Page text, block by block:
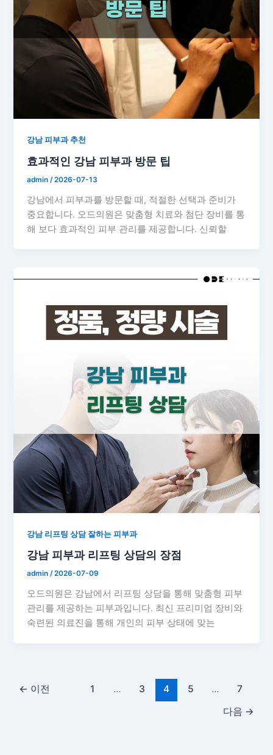
강남 피부과 추천
효과적인 강남 피부과 방문 팁
admin /2026-07-13
강남에서 피부과를 방문할 때, 적절한 선택과 준비가
중요합니다. 오드의원은 맞춤형 치료와 첨단 장비를 통
해 보다 효과적인 피부 관리를 제공합니다. 신뢰할
강남 리프팅 상담 잘하는 피부과
강남 피부과 리프팅 상담의 장점
admin/2026-07-09
오드의원은 강남에서 리프팅 상담을 통해 맞춤형 피부
관리를 제공하는 피부과입니다. 최신 프리미엄 장비와
숙련된 의료진을 통해 개인의 피부 상태에 맞는
← 이전 1 … 3 4 5 …
7
다음 →